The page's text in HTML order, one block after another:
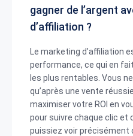
gagner de l’argent
d’affiliation ?
Le marketing d’affiliation
performance, ce qui en
les plus rentables. Vous
qu’après une vente
maximiser votre ROI en
pour suivre chaque clic et
puissiez voir précisément